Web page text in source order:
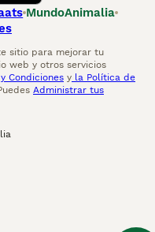
MundoAnimalia
sitio para mejorar tu
web y otros servicios
Condiciones y la Política de
Administrar tus